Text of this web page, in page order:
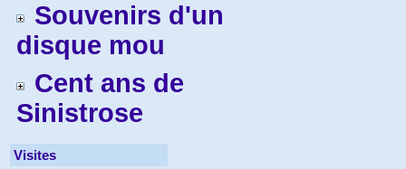
Souvenirs d'un
disque mou
Cent ans de
Sinistrose
Visites